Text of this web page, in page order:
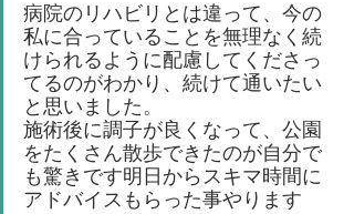
病院のリハビリとは違って、今の
私に合っていることを無理なく続
けられるように配慮してくださっ
てるのがわかり、続けて通いたい
と思いました。
施術後に調子が良くなって、公園
をたくさん散歩できたのが自分で
も驚きです明日からスキマ時間に
アドバイスもらった事やります